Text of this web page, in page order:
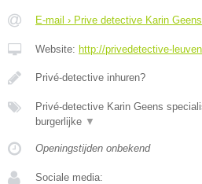
E-mail › Prive detective Karin Geens
Website: http://privedetective-
Privé-detective inhuren?
Privé-detective Karin Geens
burgerlijke ▼
Openingstijden onbekend
Sociale media: